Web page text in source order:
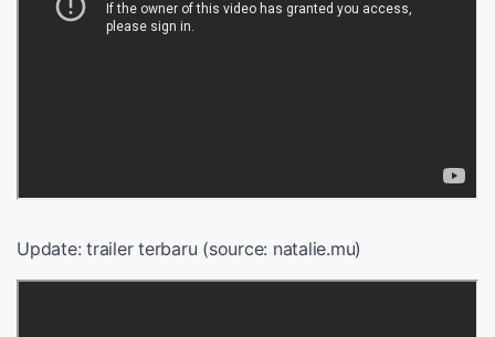
Update: trailer terbaru (source: natalie.mu)